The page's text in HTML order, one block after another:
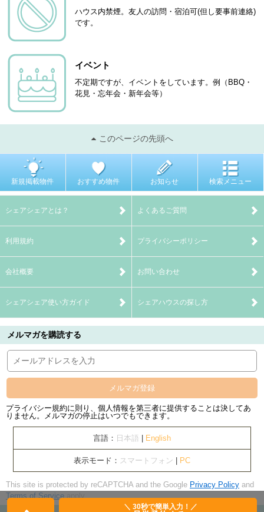
ハウス内禁煙。友人の訪問・宿泊可(但し要事前連絡)
です。
イベント
不定期ですが、イベントをしています。例（BBQ・
花見・忘年会・新年会等）
＼ 30秒で簡単入力！／
このページの先頭へ
新規掲載物件 おすすめ物件 お知らせ 検索メニュー
シェアシェアとは？ よくあるご質問
利用規約 プライバシーポリシー
会社概要 お問い合わせ
シェアシェア使い方ガイド シェアハウスの探し方
メルマガを購読する
メルマガ登録
プライバシー規約に則り、個人情報を第三者に提供することは決してあ
りません。メルマガの停止はいつでもできます。
言語： 日本語 English
表示モード： スマートフォン PC
This site is protected by reCAPTCHA and the Google Privacy Policy and
Terms of Service